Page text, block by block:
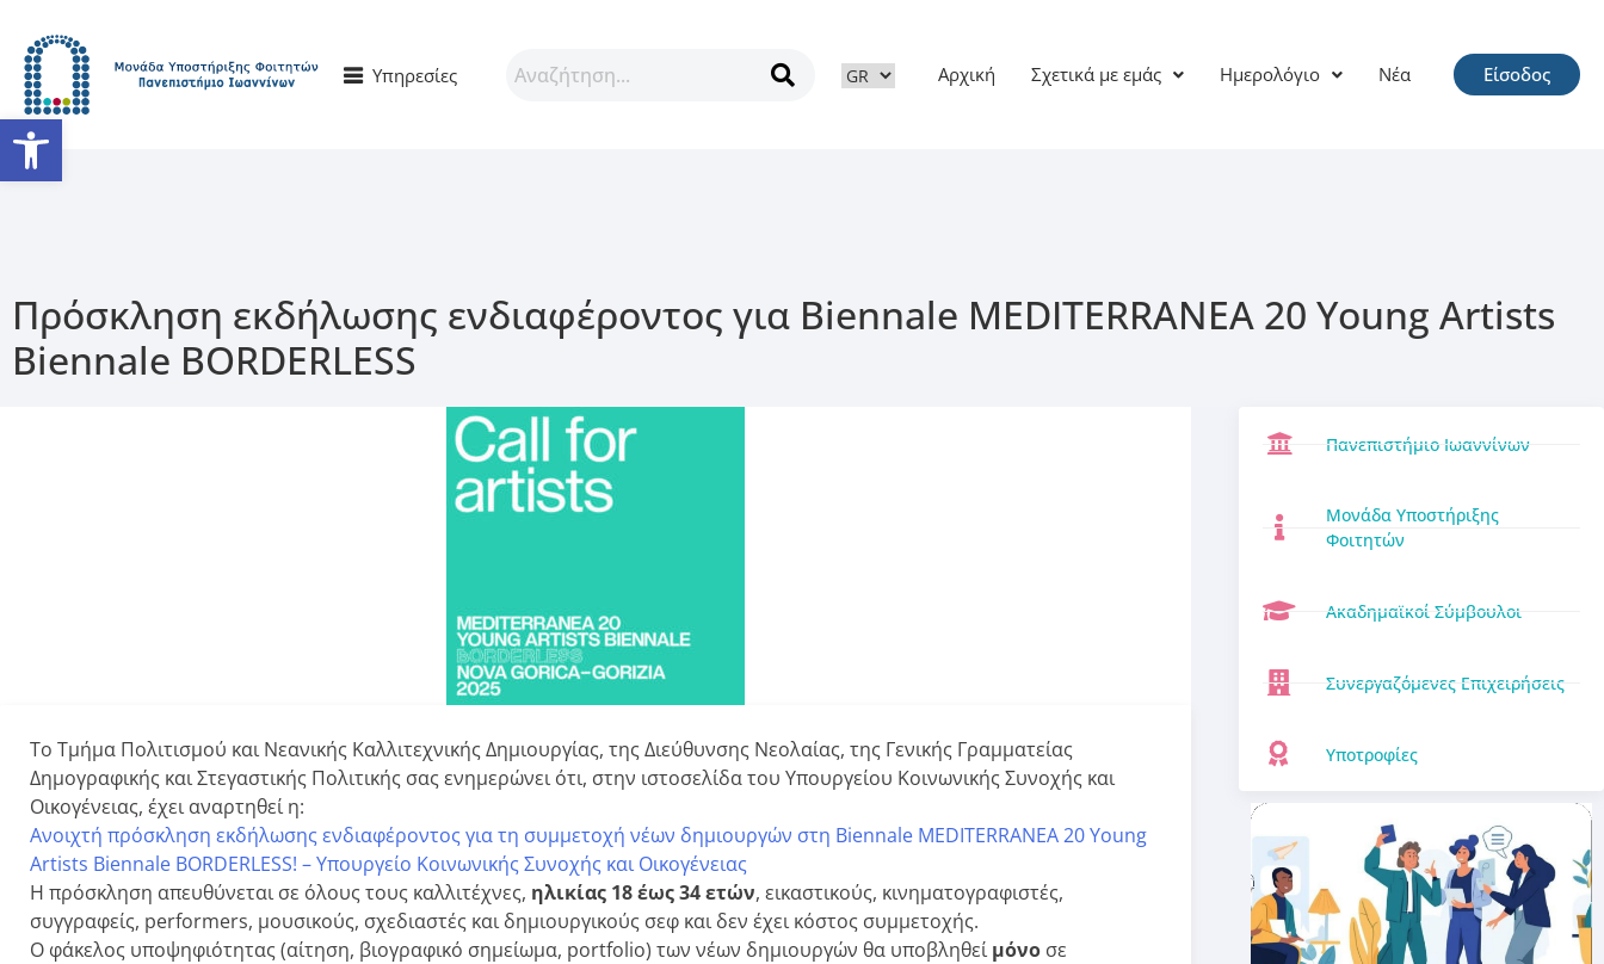
Ανοίξτε τη γραμμή εργαλείων
Υπηρεσίες Αρχική Σχετικά με εμάς Ημερολόγιο Νέα Είσοδος
Πρόσκληση εκδήλωσης ενδιαφέροντος για Biennale MEDITERRANEA 20 Young Artists
Biennale BORDERLESS
Το Τμήμα Πολιτισμού και Νεανικής Καλλιτεχνικής Δημιουργίας, της Διεύθυνσης Νεολαίας, της Γενικής Γραμματείας
Δημογραφικής και Στεγαστικής Πολιτικής σας ενημερώνει ότι, στην ιστοσελίδα του Υπουργείου Κοινωνικής Συνοχής και
Οικογένειας, έχει αναρτηθεί η:
Ανοιχτή πρόσκληση εκδήλωσης ενδιαφέροντος για τη συμμετοχή νέων δημιουργών στη Biennale MEDITERRANEA 20 Young
Artists Biennale BORDERLESS! – Υπουργείο Κοινωνικής Συνοχής και Οικογένειας
Η πρόσκληση απευθύνεται σε όλους τους καλλιτέχνες, ηλικίας 18 έως 34 ετών, εικαστικούς, κινηματογραφιστές,
συγγραφείς, performers, μουσικούς, σχεδιαστές και δημιουργικούς σεφ και δεν έχει κόστος συμμετοχής.
Ο φάκελος υποψηφιότητας (αίτηση, βιογραφικό σημείωμα, portfolio) των νέων δημιουργών θα υποβληθεί μόνο σε
Πανεπιστήμιο Ιωαννίνων
Μονάδα Υποστήριξης
Φοιτητών
Ακαδημαϊκοί Σύμβουλοι
Συνεργαζόμενες Επιχειρήσεις
Υποτροφίες